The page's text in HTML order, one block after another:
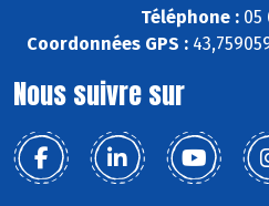
Téléphone :05
Coordonnées GPS :
Nous suivre sur